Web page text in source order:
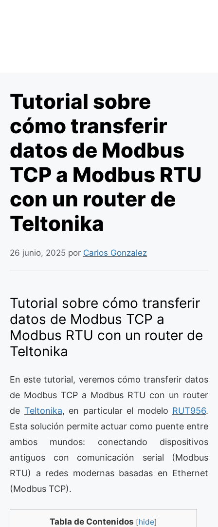
Tutorial sobre
cómo transferir
datos de Modbus
TCP a Modbus RTU
con un router de
Teltonika
26 junio, 2025 por Carlos Gonzalez
Tutorial sobre cómo transferir
datos de Modbus TCP a
Modbus RTU con un router de
Teltonika
En este tutorial, veremos cómo transferir datos
de Modbus TCP a Modbus RTU con un router
de Teltonika, en particular el modelo RUT956.
Esta solución permite actuar como puente entre
ambos mundos: conectando dispositivos
antiguos con comunicación serial (Modbus
RTU) a redes modernas basadas en Ethernet
(Modbus TCP).
Tabla de Contenidos [hide]